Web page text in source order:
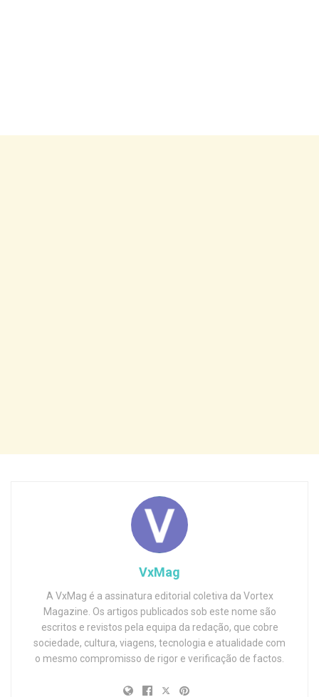
VxMag
A VxMag é a assinatura editorial coletiva da Vortex
Magazine. Os artigos publicados sob este nome são
escritos e revistos pela equipa da redação, que cobre
sociedade, cultura, viagens, tecnologia e atualidade com
o mesmo compromisso de rigor e verificação de factos.